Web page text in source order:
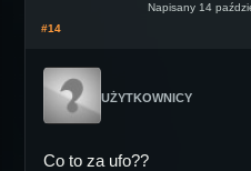
Napisany 14
#14
UŻYTKOWNICY
Co to za ufo??